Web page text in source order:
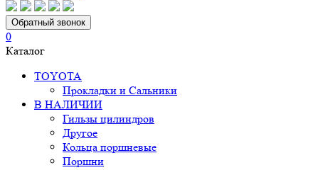
Обратный звонок
0
Каталог
TOYOTA
Прокладки и Сальники
В НАЛИЧИИ
Гильзы цилиндров
Другое
Кольца поршневые
Поршни